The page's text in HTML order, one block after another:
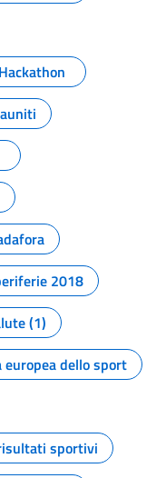
Hackathon
2018
(1)
europea dello sport
sportivi